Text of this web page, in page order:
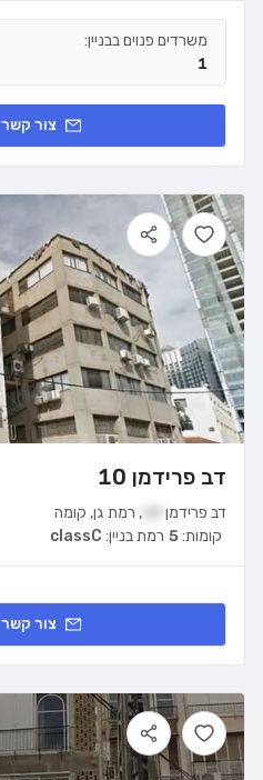
משרדים פנוים בבניין:
1
צור קשר
דב פרידמן 10
דב פרידמן , רמת גן, קומה
רמת בניין: classC קומות:5
צור קשר